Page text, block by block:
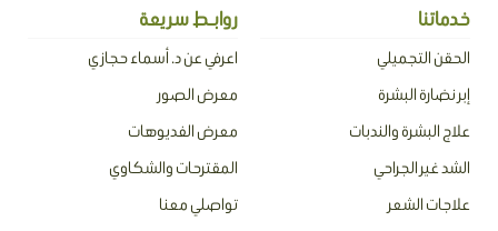
a
a
tخدماتنا
الحقن التجميلي
إبر نضارة البشرة
علاج البشرة والندبات
الشد غير الجراحي
علاجات الشعر
روابـط سريعة
اعرفي عن د. أسماء حجازي
معرض الصور
معرض الفديوهات
المقترحات والشكاوي
تواصلي معنا